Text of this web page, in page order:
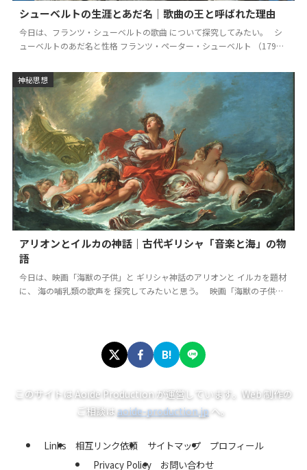
シューベルトの生涯とあだ名｜歌曲の王と呼ばれた理由
今日は、フランツ・シューベルトの歌曲 について探究してみたい。 シ
ューベルトのあだ名と性格 フランツ・ペーター・シューベルト （1797
神秘思想
アリオンとイルカの神話｜古代ギリシャ「音楽と海」の物
語
今日は、映画「海獣の子供」と ギリシャ神話のアリオンと イルカを題材
に、 海の哺乳類の歌声を 探究してみたいと思う。 映画「海獣の子供」
B!
このサイトは Aoide Production が運営しています。Web 制作の
ご相談はaoide-production.jp へ。
Links 相互リンク依頼 サイトマップ
プロフィール
Privacy Policy
お問い合わせ